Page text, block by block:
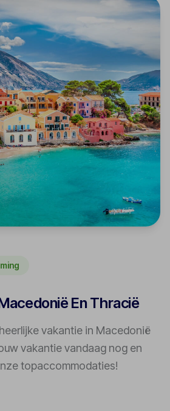
En Thracië
vakantie in Macedonië
vakantie vandaag nog en
topaccommodaties!